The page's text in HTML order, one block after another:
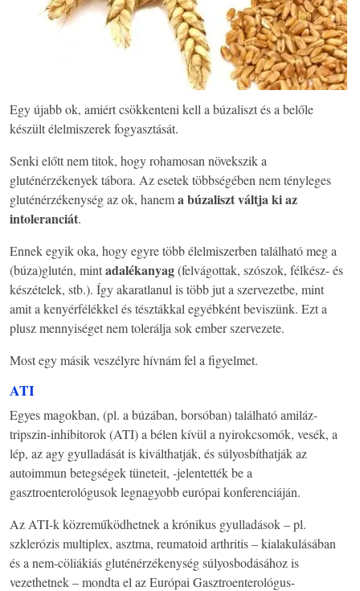
Egy újabb ok, amiért csökkenteni kell a búzaliszt és a belőle
készült élelmiszerek fogyasztását.
Senki előtt nem titok, hogy rohamosan növekszik a
gluténérzékenyek tábora. Az esetek többségében nem tényleges
gluténérzékenység az ok, hanema búzaliszt váltja ki az
intoleranciát.
Ennek egyik oka, hogy egyre több élelmiszerben található meg a
(búza)glutén, mintadalékanyag(felvágottak, szószok, félkész- és
készételek, stb.). Így akaratlanul is több jut a szervezetbe, mint
amit a kenyérfélékkel és tésztákkal egyébként beviszünk. Ezt a
plusz mennyiséget nem tolerálja sok ember szervezete.
Most egy másik veszélyre hívnám fel a figyelmet.
ATI
Egyes magokban, (pl. a búzában, borsóban) található amiláz-
tripszin-inhibitorok (ATI) a bélen kívül a nyirokcsomók, vesék, a
lép, az agy gyulladását is kiválthatják, és súlyosbíthatják az
autoimmun betegségek tüneteit, -jelentették be a
gasztroenterológusok legnagyobb európai konferenciáján.
Az ATI-k közreműködhetnek a krónikus gyulladások – pl.
szklerózis multiplex, asztma, reumatoid arthritis – kialakulásában
és a nem-cöliákiás gluténérzékenység súlyosbodásához is
vezethetnek – mondta el az Európai Gasztroenterológus-